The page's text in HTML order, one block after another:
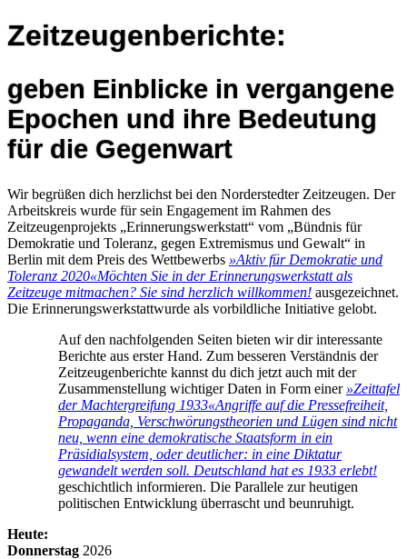
Zeitzeugenberichte:
geben Einblicke in vergangene
Epochen und ihre Bedeutung
für die Gegenwart
Wir begrüßen dich herzlichst bei den Norderstedter Zeitzeugen. Der
Arbeitskreis wurde für sein Engagement im Rahmen des
Zeitzeugenprojekts „Erinnerungswerkstatt“ vom „Bündnis für
Demokratie und Toleranz, gegen Extremismus und Gewalt“ in
Berlin mit dem Preis des Wettbewerbs »Aktiv für Demokratie und
Toleranz 2020«Möchten Sie in der Erinnerungswerkstatt als
Zeitzeuge mitmachen? Sie sind herzlich willkommen! ausgezeichnet.
Die Erinnerungswerkstattwurde als vorbildliche Initiative gelobt.
Auf den nachfolgenden Seiten bieten wir dir interessante
Berichte aus erster Hand. Zum besseren Verständnis der
Zeitzeugenberichte kannst du dich jetzt auch mit der
Zusammenstellung wichtiger Daten in Form einer »Zeittafel
der Machtergreifung 1933«Angriffe auf die Pressefreiheit,
Propaganda, Verschwörungstheorien und Lügen sind nicht
neu, wenn eine demokratische Staatsform in ein
Präsidialsystem, oder deutlicher: in eine Diktatur
gewandelt werden soll. Deutschland hat es 1933 erlebt!
geschichtlich informieren. Die Parallele zur heutigen
politischen Entwicklung überrascht und beunruhigt.
Heute:
Donnerstag 2026